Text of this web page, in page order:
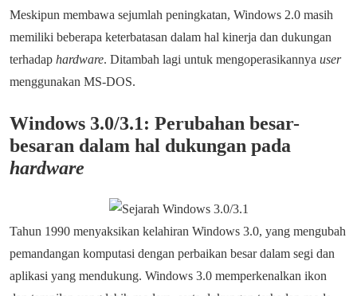
Meskipun membawa sejumlah peningkatan, Windows 2.0 masih
memiliki beberapa keterbatasan dalam hal kinerja dan dukungan
terhadap hardware. Ditambah lagi untuk mengoperasikannya user
menggunakan MS-DOS.
Windows 3.0/3.1: Perubahan besar-
besaran dalam hal dukungan pada
hardware
Tahun 1990 menyaksikan kelahiran Windows 3.0, yang mengubah
pemandangan komputasi dengan perbaikan besar dalam segi dan
aplikasi yang mendukung. Windows 3.0 memperkenalkan ikon